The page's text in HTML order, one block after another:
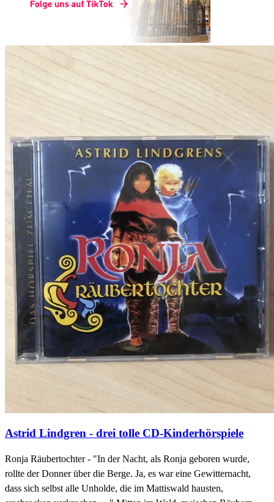
Astrid Lindgren - drei tolle CD-Kinderhörspiele
Ronja Räubertochter - "In der Nacht, als Ronja geboren wurde,
rollte der Donner über die Berge. Ja, es war eine Gewitternacht,
dass sich selbst alle Unholde, die im Mattiswald hausten,